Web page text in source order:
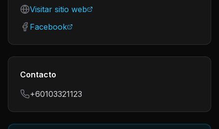
Visitar sitio web
Facebook
Contacto
+60103321123